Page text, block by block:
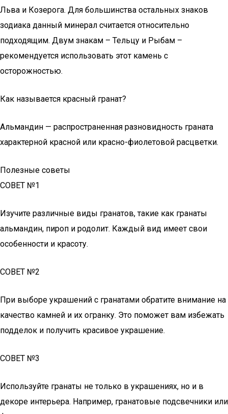
Льва и Козерога. Для большинства остальных знаков
зодиака данный минерал считается относительно
подходящим. Двум знакам – Тельцу и Рыбам –
рекомендуется использовать этот камень с
осторожностью.
Как называется красный гранат?
Альмандин — распространенная разновидность граната
характерной красной или красно-фиолетовой расцветки.
Полезные советы
СОВЕТ №1
Изучите различные виды гранатов, такие как гранаты
альмандин, пироп и родолит. Каждый вид имеет свои
особенности и красоту.
СОВЕТ №2
При выборе украшений с гранатами обратите внимание на
качество камней и их огранку. Это поможет вам избежать
подделок и получить красивое украшение.
СОВЕТ №3
Используйте гранаты не только в украшениях, но и в
декоре интерьера. Например, гранатовые подсвечники или